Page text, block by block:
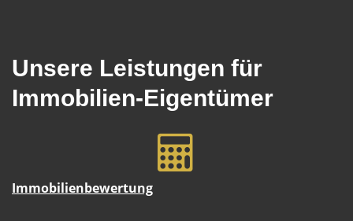
Unsere Leistungen für
Immobilien-Eigentümer
Immobilienbewertung